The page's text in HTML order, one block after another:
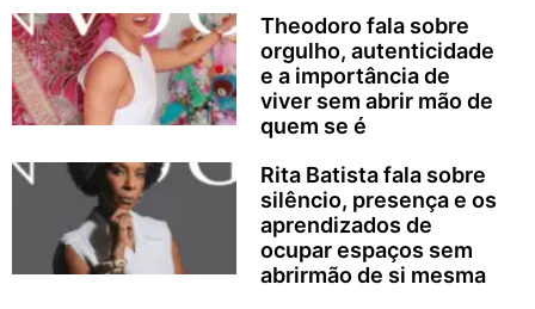
Theodoro fala sobre
orgulho, autenticidade
e a importância de
viver sem abrir mão de
quem se é
Rita Batista fala sobre
silêncio, presença e os
aprendizados de
ocupar espaços sem
abrirmão de si mesma